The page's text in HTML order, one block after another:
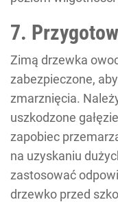
7.
Zimą drzewka
zabezpieczone,
zmarznięcia.
uszkodzone
zapobiec
na uzyskaniu
zastosować
drzewko przed